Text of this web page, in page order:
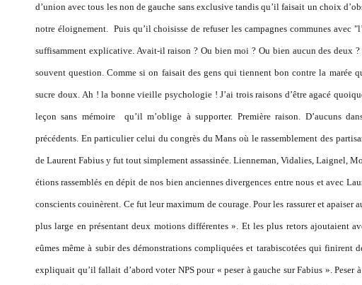
d’union avec tous les non de gauche sans exclusive tandis qu’il faisait un choix
notre éloignement. Puis qu’il choisisse de refuser les campagnes communes avec
suffisamment explicative. Avait-il raison ? Ou bien moi ? Ou bien aucun des deux
souvent question. Comme si on faisait des gens qui tiennent bon contre la marée
sucre doux. Ah ! la bonne vieille psychologie ! J’ai trois raisons d’être agacé
leçon sans mémoire qu’il m’oblige à supporter. Première raison. D’aucuns
précédents. En particulier celui du congrès du Mans où le rassemblement des
de Laurent Fabius y fut tout simplement assassinée. Lienneman, Vidalies, Laignel,
étions rassemblés en dépit de nos bien anciennes divergences entre nous et avec
conscients couinèrent. Ce fut leur maximum de courage. Pour les rassurer et
plus large en présentant deux motions différentes ». Et les plus retors ajoutaient
eûmes même à subir des démonstrations compliquées et tarabiscotées qui finirent
expliquait qu’il fallait d’abord voter NPS pour « peser à gauche sur Fabius ».